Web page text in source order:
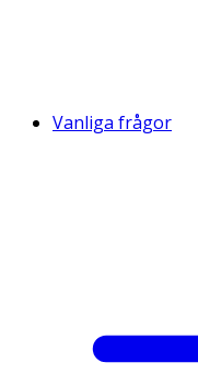
Vanliga frågor